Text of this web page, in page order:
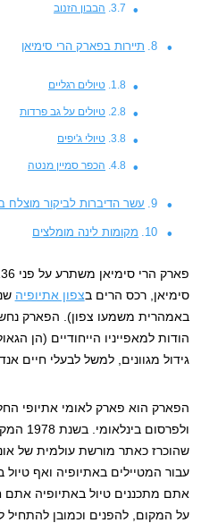
הבבון הזנוב
תיירות בפארק הרי סימיאן
טיולים רגליים
טיולים על גב פרדות
טיולי ג'יפים
הכפר סמיין מנטה
עשר הדיברות לביקור מוצלח
מקומות לינה מומלצים
סימיאן, רכס הרים בצפון אתיופיה
באמהרית משמעו צפון). הפארק
הודות למאפייניו הייחודיים (הן
גידול מגוונים, למשל לבעלי חיים
שהוכרז כאתר מורשת עולמית של
עבור המטיילים באתיופיה ואף
אתם מתכננים טיול באתיופיה אתם
על המקום, להפנים וכמובן